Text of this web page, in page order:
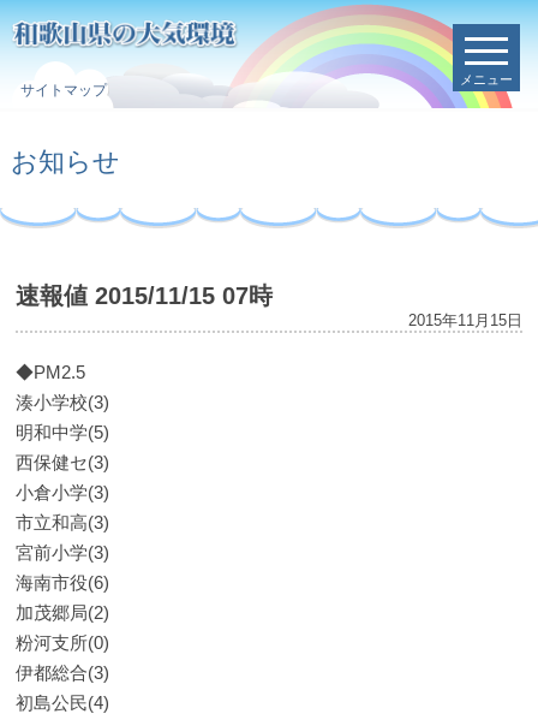
サイトマップ
メニュー
お知らせ
速報値 2015/11/15 07時
2015年11月15日
◆PM2.5
湊小学校(3)
明和中学(5)
西保健セ(3)
小倉小学(3)
市立和高(3)
宮前小学(3)
海南市役(6)
加茂郷局(2)
粉河支所(0)
伊都総合(3)
初島公民(4)